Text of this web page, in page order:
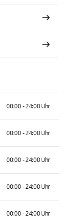
00:00 - 24:00 Uhr
00:00 - 24:00 Uhr
00:00 - 24:00 Uhr
00:00 - 24:00 Uhr
00:00 - 24:00 Uhr